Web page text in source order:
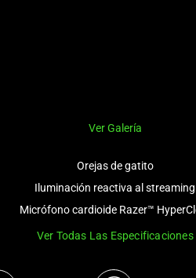
Ver Galería
Orejas de gatito
Iluminación reactiva al streaming
Micrófono cardioide Razer™
Ver Todas Las Especificaciones